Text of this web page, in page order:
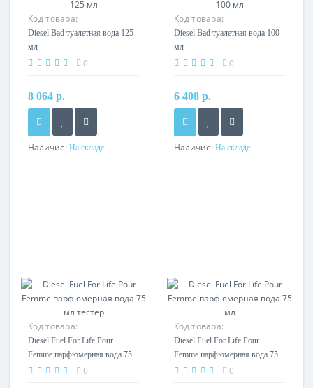
Код товара:
Diesel Bad туалетная вода 125
мл
0
8 064 р.
Наличие: На складе
Код товара:
Diesel Bad туалетная вода 100
мл
0
6 408 р.
Наличие: На складе
Код товара:
Diesel Fuel For Life Pour
Femme парфюмерная вода 75
мл тестер
0
Код товара:
Diesel Fuel For Life Pour
Femme парфюмерная вода 75
мл
0